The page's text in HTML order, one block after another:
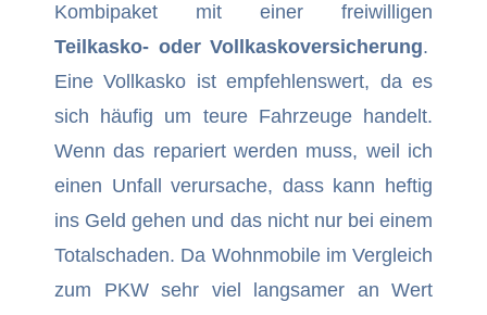
Kombipaket mit einer freiwilligen
Teilkasko- oder Vollkaskoversicherung.
Eine Vollkasko ist empfehlenswert, da es
sich häufig um teure Fahrzeuge handelt.
Wenn das repariert werden muss, weil ich
einen Unfall verursache, dass kann heftig
ins Geld gehen und das nicht nur bei einem
Totalschaden. Da Wohnmobile im Vergleich
zum PKW sehr viel langsamer an Wert